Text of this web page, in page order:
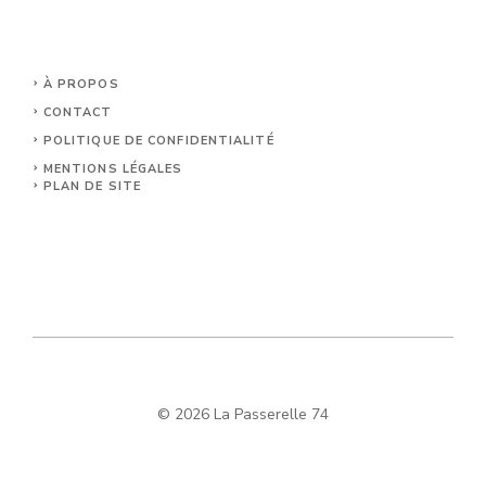
À PROPOS
CONTACT
POLITIQUE DE CONFIDENTIALITÉ
MENTIONS LÉGALES
PLAN DE SITE
© 2026 La Passerelle 74